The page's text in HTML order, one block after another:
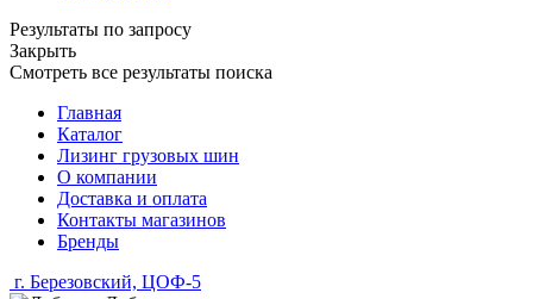
Результаты по запросу
Закрыть
Смотреть все результаты поиска
Главная
Каталог
Лизинг грузовых шин
О компании
Доставка и оплата
Контакты магазинов
Бренды
г. Березовский, ЦОФ-5